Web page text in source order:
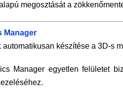
megosztását a
Manager
készítése a 3D-s
Manager egyetlen felületet